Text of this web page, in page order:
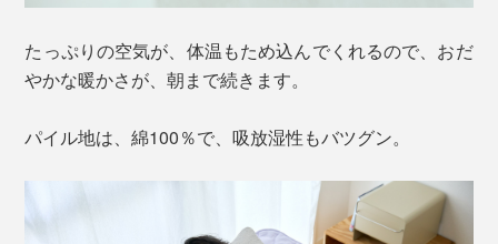
たっぷりの空気が、体温もため込んでくれるので、おだ
やかな暖かさが、朝まで続きます。
パイル地は、綿100％で、吸放湿性もバツグン。